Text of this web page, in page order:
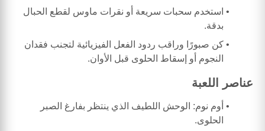
استخدم سحبات سريعة أو نقرات ماوس لقطع الحبال
بدقة.
كن صبورًا وراقب ردود الفعل الفيزيائية لتجنب فقدان
النجوم أو إسقاط الحلوى قبل الأوان.
عناصر اللعبة
أوم نوم: الوحش اللطيف الذي ينتظر بفارغ الصبر
الحلوى.